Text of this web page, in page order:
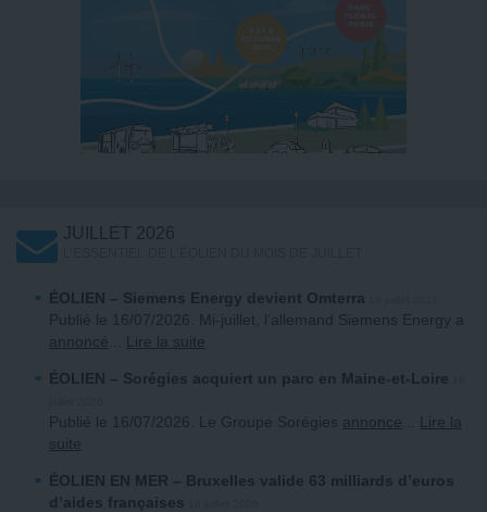
JUILLET 2026
ÉOLIEN – Siemens Energy devient Omterra
Publié le 16/07/2026. Mi-juillet, l’allemand Siemens Energy a
annoncé
Lire la suite
ÉOLIEN – Sorégies acquiert un parc en Maine-et-Loire
Publié le 16/07/2026. Le Groupe Sorégies annonce
Lire la
suite
ÉOLIEN EN MER – Bruxelles valide 63 milliards d’euros
d’aides françaises